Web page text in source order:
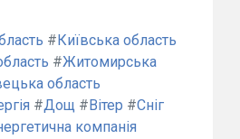
# Київська область
#Житомирська
область
#Дощ # Вітер #Сніг
компанія